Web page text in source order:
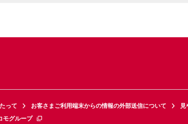
って お客さまご利用端末からの情報の外部送信について
見
モグループ